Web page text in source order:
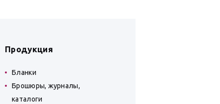
Продукция
Бланки
Брошюры, журналы,
каталоги